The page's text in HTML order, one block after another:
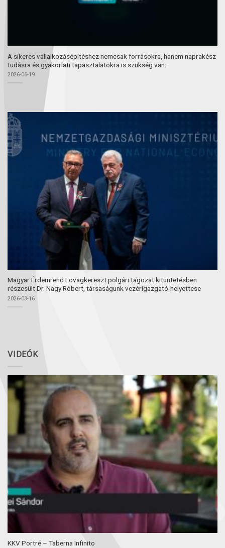
A sikeres vállalkozásépítéshez nemcsak forrásokra, hanem naprakész
tudásra és gyakorlati tapasztalatokra is szükség van.
2026-06-19
Magyar Érdemrend Lovagkereszt polgári tagozat kitüntetésben
részesült Dr. Nagy Róbert, társaságunk vezérigazgató-helyettese
2026-03-16
VIDEÓK
KKV Portré – Taberna Infinito